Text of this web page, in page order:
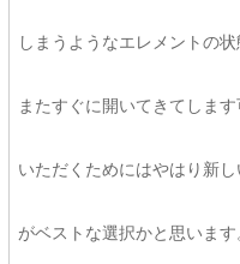
しまうようなエレメントの
またすぐに開いてきてしま
いただくためにはやはり新
がベストな選択かと思います